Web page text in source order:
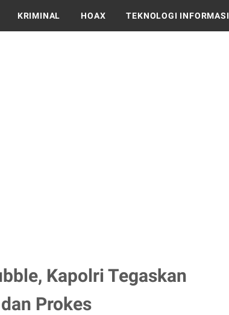
KRIMINAL HOAX TEKNOLOGI INFORMASI
Kapolri Tegaskan
Prokes